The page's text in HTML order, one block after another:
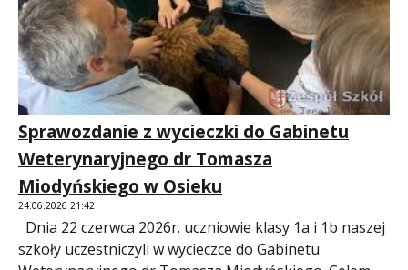
Sprawozdanie z wycieczki do Gabinetu
Weterynaryjnego dr Tomasza
Miodyńskiego w Osieku
24.06.2026 21:42
Dnia 22 czerwca 2026r. uczniowie klasy 1a i 1b naszej
szkoły uczestniczyli w wycieczce do Gabinetu